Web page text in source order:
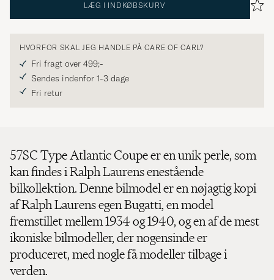
LÆG I INDKØBSKURV
HVORFOR SKAL JEG HANDLE PÅ CARE OF CARL?
Fri fragt over 499;-
Sendes indenfor 1-3 dage
Fri retur
57SC Type Atlantic Coupe er en unik perle, som
kan findes i Ralph Laurens enestående
bilkollektion. Denne bilmodel er en nøjagtig kopi
af Ralph Laurens egen Bugatti, en model
fremstillet mellem 1934 og 1940, og en af ​​de mest
ikoniske bilmodeller, der nogensinde er
produceret, med nogle få modeller tilbage i
verden.